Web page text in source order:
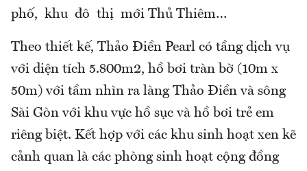
phố, khu đô thị mới Thủ Thiêm…
Theo thiết kế, Thảo Điền Pearl có tầng dịch vụ
với diện tích 5.800m2, hồ bơi tràn bờ (10m x
50m) với tầm nhìn ra làng Thảo Điền và sông
Sài Gòn với khu vực hồ sục và hồ bơi trẻ em
riêng biệt. Kết hợp với các khu sinh hoạt xen kẽ
cảnh quan là các phòng sinh hoạt cộng đồng